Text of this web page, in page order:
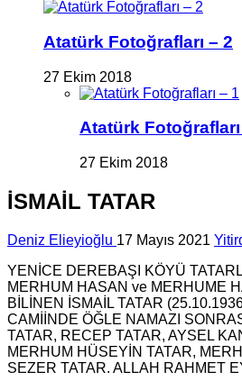
Atatürk Fotoğrafları – 2
27 Ekim 2018
Atatürk Fotoğrafları
27 Ekim 2018
İSMAİL TATAR
Deniz Elieyioğlu 17 Mayıs 2021
YENİCE DEREBAŞI KÖYÜ
MERHUM HASAN ve MERHUME
BİLİNEN İSMAİL TATAR
CAMİİNDE ÖĞLE NAMAZI
TATAR, RECEP TATAR, AYSEL
MERHUM HÜSEYİN TATAR,
SEZER TATAR. ALLAH RAHMET